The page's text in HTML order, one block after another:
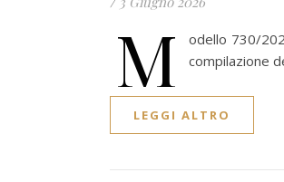
M
odello 730/
compilazione
LEGGI ALTRO